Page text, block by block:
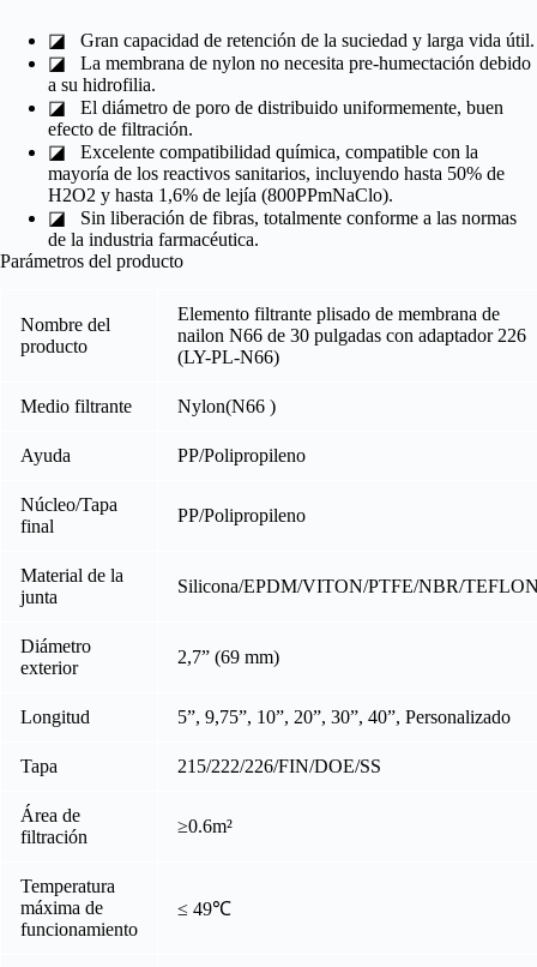
◪ Gran capacidad de retención de la suciedad y larga vida útil.
◪
La membrana de nylon no necesita pre-humectación debido
a su hidrofilia.
◪ El diámetro de poro de distribuido uniformemente, buen
efecto de filtración.
◪ Excelente compatibilidad química, compatible con la
mayoría de los reactivos sanitarios, incluyendo hasta 50% de
H2O2 y hasta 1,6% de lejía (800PPmNaClo).
◪ Sin liberación de fibras, totalmente conforme a las normas
de la industria farmacéutica.
Parámetros del producto
Nombre del
producto
Elemento filtrante plisado de membrana de
nailon N66 de 30 pulgadas con adaptador 226
(LY-PL-N66)
Medio filtrante Nylon(N66 )
Ayuda PP/Polipropileno
Núcleo/Tapa
final
PP/Polipropileno
Material de la
junta
Silicona/EPDM/VITON/PTFE/NBR/
Diámetro
exterior
2,7” (69 mm)
Longitud 5”, 9,75”, 10”, 20”, 30”, 40”, Personalizado
Tapa 215/222/226/FIN/DOE/SS
Área de
filtración
≥0.6m²
Temperatura
máxima de
funcionamiento
≤ 49℃